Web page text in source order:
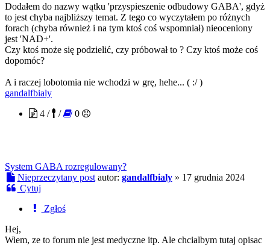
Dodałem do nazwy wątku 'przyspieszenie odbudowy GABA', gdyż
to jest chyba najbliższy temat. Z tego co wyczytałem po różnych
forach (chyba również i na tym ktoś coś wspomniał) nieoceniony
jest 'NAD+'.
Czy ktoś może się podzielić, czy próbował to ? Czy ktoś może coś
dopomóc?
A i raczej lobotomia nie wchodzi w grę, hehe... ( :/ )
gandalfbialy
4 /
/ 0
System GABA rozregulowany?
Nieprzeczytany post autor: gandalfbialy» 17 grudnia 2024
Cytuj
Zgłoś
Hej,
Wiem, ze to forum nie jest medyczne itp. Ale chcialbym tutaj opisac